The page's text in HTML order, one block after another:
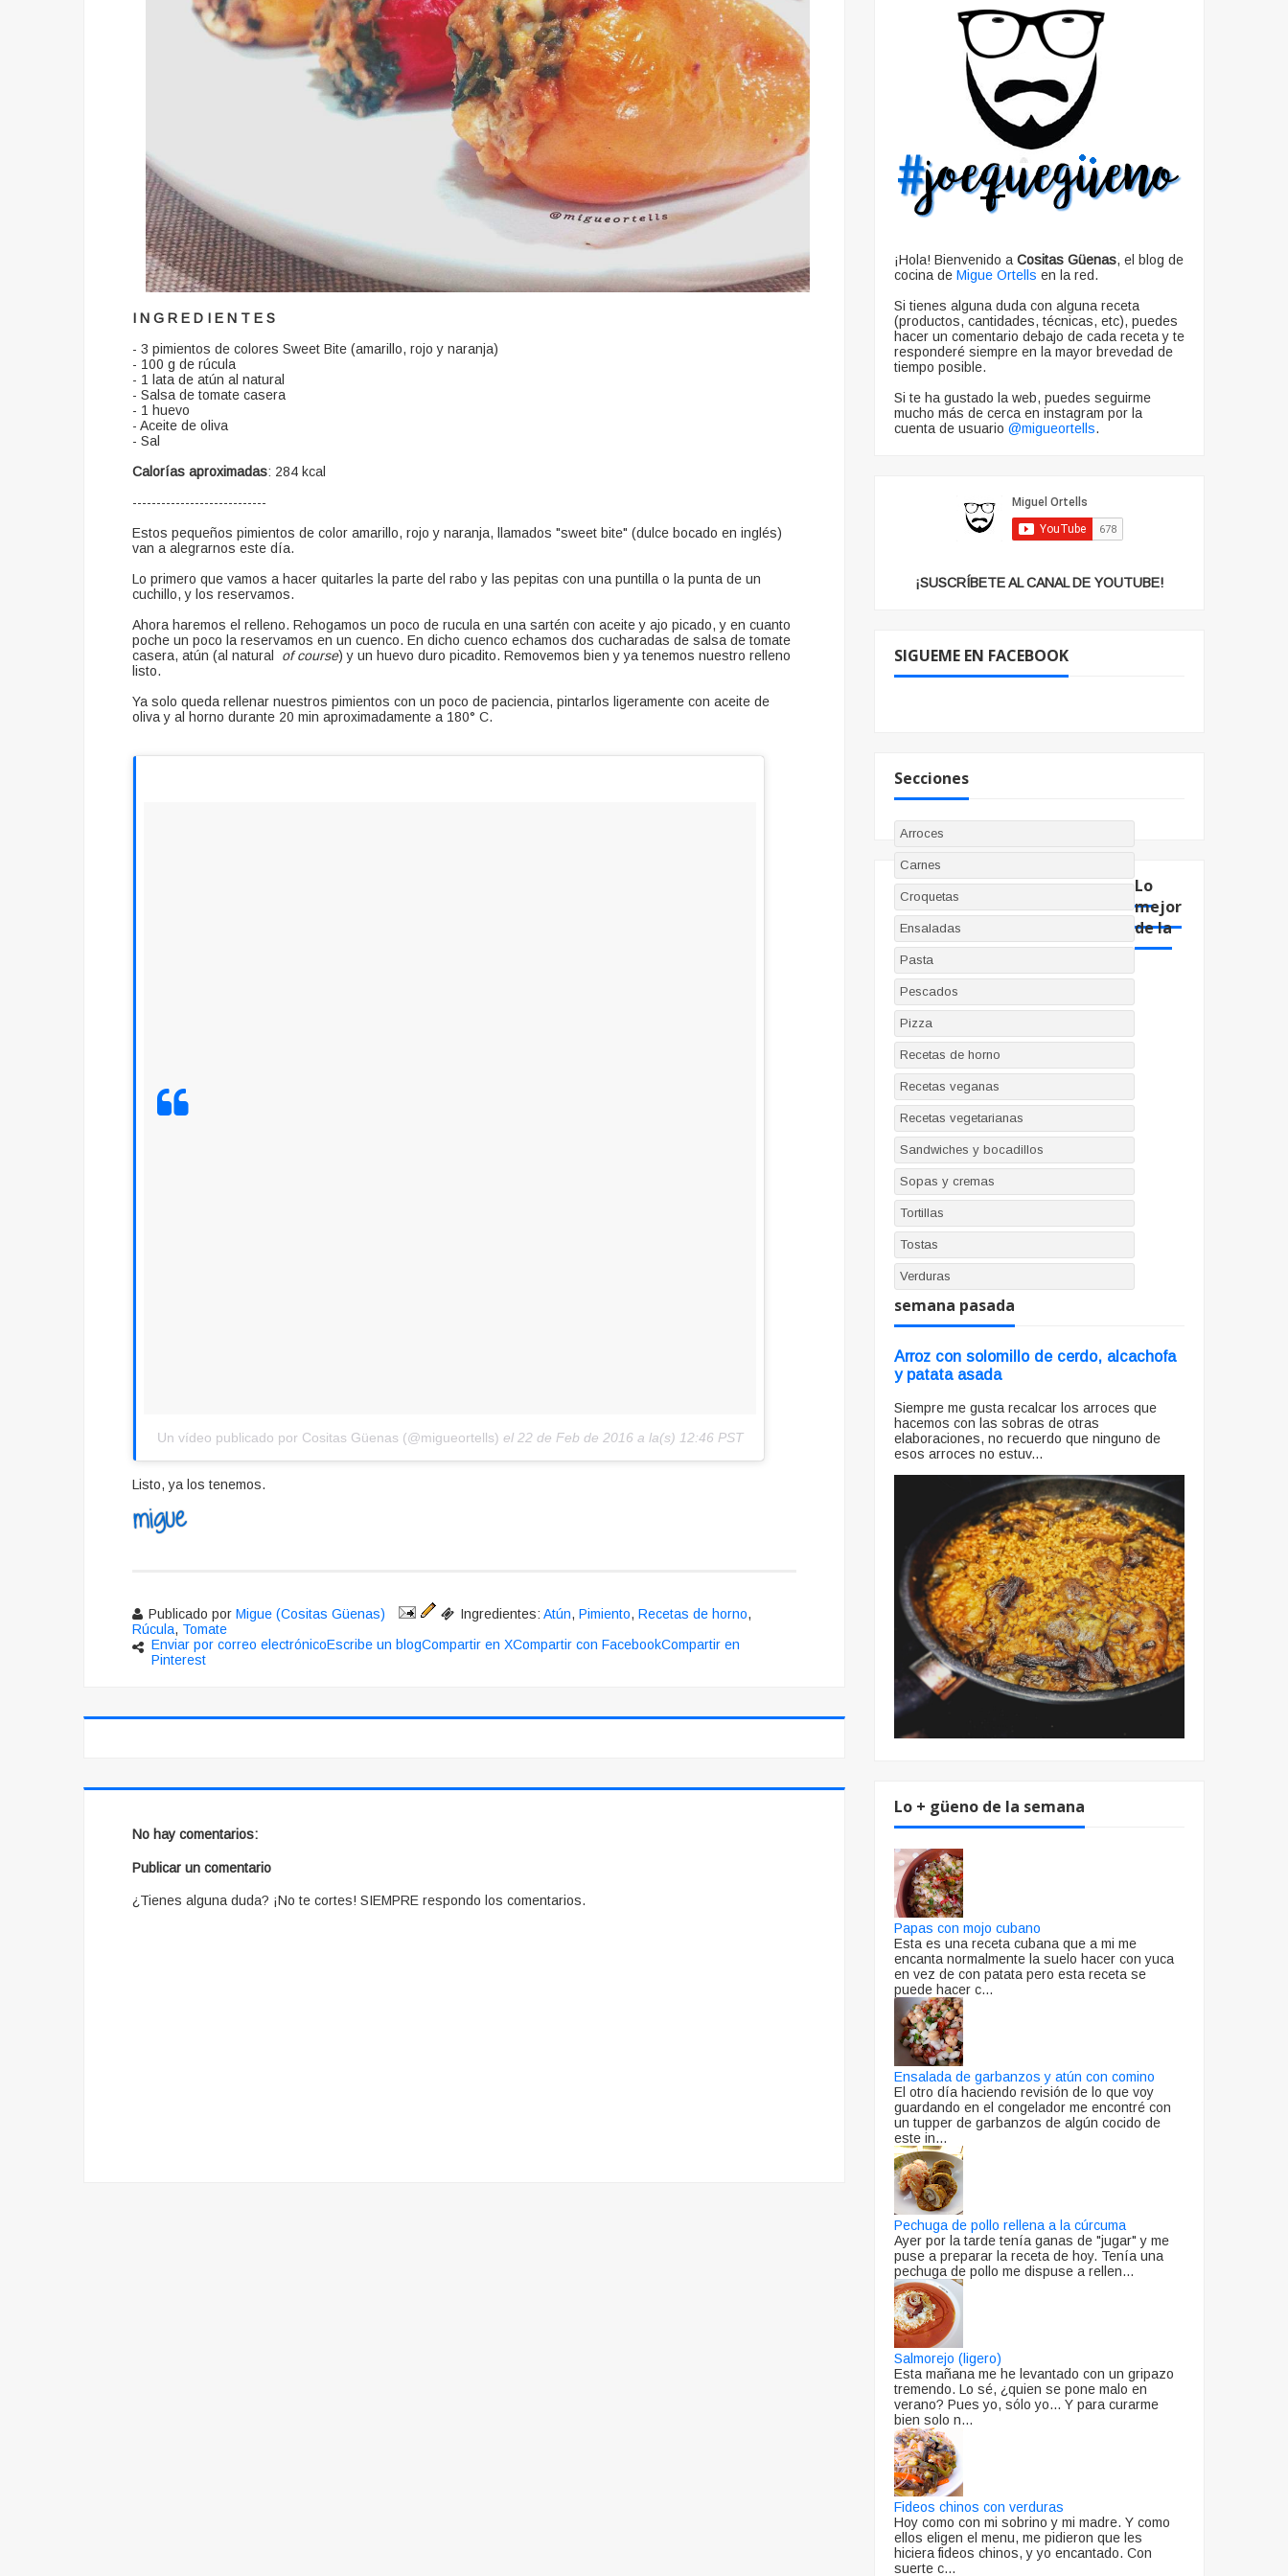
I N G R E D I E N T E S
- 3 pimientos de colores Sweet Bite (amarillo, rojo y naranja)
- 100 g de rúcula
- 1 lata de atún al natural
- Salsa de tomate casera
- 1 huevo
- Aceite de oliva
- Sal
Calorías aproximadas: 284 kcal
----------------------------
Estos pequeños pimientos de color amarillo, rojo y naranja, llamados "sweet bite" (dulce bocado en inglés)
van a alegrarnos este día.
Lo primero que vamos a hacer quitarles la parte del rabo y las pepitas con una puntilla o la punta de un
cuchillo, y los reservamos.
Ahora haremos el relleno. Rehogamos un poco de rucula en una sartén con aceite y ajo picado, y en cuanto
poche un poco la reservamos en un cuenco. En dicho cuenco echamos dos cucharadas de salsa de tomate
casera, atún (al natural of course) y un huevo duro picadito. Removemos bien y ya tenemos nuestro relleno
listo.
Ya solo queda rellenar nuestros pimientos con un poco de paciencia, pintarlos ligeramente con aceite de
oliva y al horno durante 20 min aproximadamente a 180° C.
Un vídeo publicado por Cositas Güenas (@migueortells) el 22 de Feb de 2016 a la(s) 12:46 PST
Listo, ya los tenemos.
Publicado por Migue (Cositas Güenas) Ingredientes: Atún, Pimiento, Recetas de horno,
Rúcula, Tomate
Enviar por correo electrónicoEscribe un blogCompartir en XCompartir con FacebookCompartir en
Pinterest
No hay comentarios:
Publicar un comentario
¿Tienes alguna duda? ¡No te cortes! SIEMPRE respondo los comentarios.
¡Hola! Bienvenido aCositas Güenas, el blog de
cocina de Migue Ortells en la red.
Si tienes alguna duda con alguna receta
(productos, cantidades, técnicas, etc), puedes
hacer un comentario debajo de cada receta y te
responderé siempre en la mayor brevedad de
tiempo posible.
Si te ha gustado la web, puedes seguirme
mucho más de cerca en instagram por la
cuenta de usuario @migueortells.
¡SUSCRÍBETE AL CANAL DE YOUTUBE!
SIGUEME EN FACEBOOK
Secciones
Arroces
Carnes
Croquetas
Ensaladas
Pasta
Pescados
Pizza
Recetas de horno
Recetas veganas
Recetas vegetarianas
Sandwiches y bocadillos
Sopas y cremas
Tortillas
Tostas
Verduras
Lo
mejor
de la
semana pasada
Arroz con solomillo de cerdo, alcachofa
y patata asada
Siempre me gusta recalcar los arroces que
hacemos con las sobras de otras
elaboraciones, no recuerdo que ninguno de
esos arroces no estuv...
Lo + güeno de la semana
Papas con mojo cubano
Esta es una receta cubana que a mi me
encanta normalmente la suelo hacer con yuca
en vez de con patata pero esta receta se
puede hacer c...
Ensalada de garbanzos y atún con comino
El otro día haciendo revisión de lo que voy
guardando en el congelador me encontré con
un tupper de garbanzos de algún cocido de
este in...
Pechuga de pollo rellena a la cúrcuma
Ayer por la tarde tenía ganas de "jugar" y me
puse a preparar la receta de hoy. Tenía una
pechuga de pollo me dispuse a rellen...
Salmorejo (ligero)
Esta mañana me he levantado con un gripazo
tremendo. Lo sé, ¿quien se pone malo en
verano? Pues yo, sólo yo... Y para curarme
bien solo n...
Fideos chinos con verduras
Hoy como con mi sobrino y mi madre. Y como
ellos eligen el menu, me pidieron que les
hiciera fideos chinos, y yo encantado. Con
suerte c...